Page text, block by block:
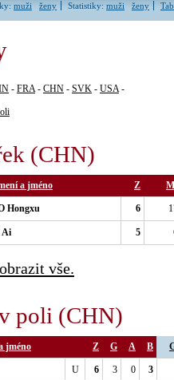
muži ženy Statistiky: muži ženy
- FRA- CHN - SVK - USA-
(CHN)
a jméno Z
Hongxu 6
Ai 5
vše.
poli (CHN)
jméno Z G A B
U 6 3 0 3